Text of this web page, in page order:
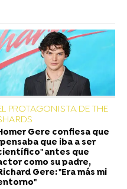
PROTAGONISTA DE THE
Gere confiesa que
que iba a ser
antes que
como su padre,
Gere: "Era más mi